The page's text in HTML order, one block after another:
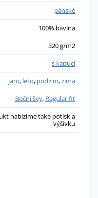
pánské
100% bavlna
320 g/m2
s kapucí
jaro, léto, podzim,zima
Boční švy, Regular fit
nabízíme také potisk a
výšivku